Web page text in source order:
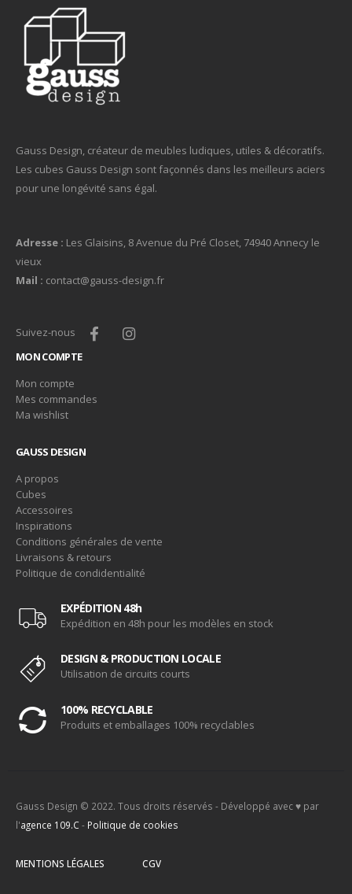
Gauss Design, créateur de meubles ludiques, utiles & décoratifs.
Les cubes Gauss Design sont façonnés dans les meilleurs aciers
pour une longévité sans égal.
Adresse : Les Glaisins, 8 Avenue du Pré Closet, 74940 Annecy le
vieux
Mail : contact@gauss-design.fr
Suivez-nous
MON COMPTE
Mon compte
Mes commandes
Ma wishlist
GAUSS DESIGN
A propos
Cubes
Accessoires
Inspirations
Conditions générales de vente
Livraisons & retours
Politique de condidentialité
EXPÉDITION 48h
Expédition en 48h pour les modèles en stock
DESIGN & PRODUCTION LOCALE
Utilisation de circuits courts
100% RECYCLABLE
Produits et emballages 100% recyclables
Gauss Design © 2022. Tous droits réservés - Développé avec ♥ par
l'agence 109.C- Politique de cookies
MENTIONS LÉGALES CGV